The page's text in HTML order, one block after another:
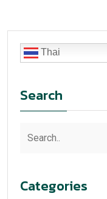
Thai
Search
Categories